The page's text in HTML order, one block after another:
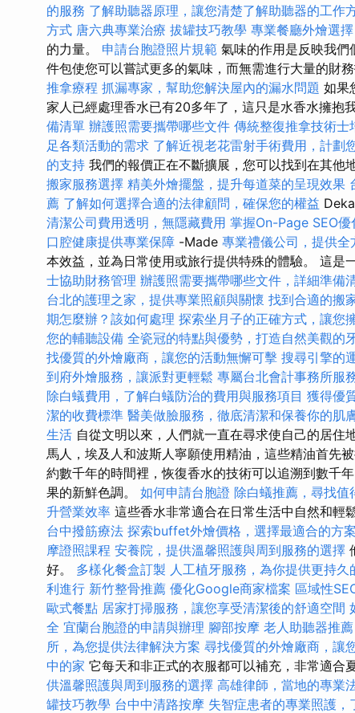
的服務 了解助聽器原理，讓您清楚了解助聽器的工作
方式 唐六典專業治療 拔罐技巧教學 專業餐廳外燴選擇
的力量。 申請台胞證照片規範 氣味的作用是反映我們
件包使您可以嘗試更多的氣味，而無需進行大量的財務
推拿療程 抓漏專家，幫助您解決屋內的漏水問題 如果
家人已經處理香水已有20多年了，這只是水香水擁抱
備清單 辦護照需要攜帶哪些文件 傳統整復推拿技術士
足各類活動的需求 了解近視老花雷射手術費用，計劃
的支持 我們的報價正在不斷擴展，您可以找到在其他
搬家服務選擇 精美外燴擺盤，提升每道菜的呈現效果
薦 了解如何選擇合適的法律顧問，確保您的權益
清潔公司費用透明，無隱藏費用 掌握On-Page SEO優
口腔健康提供專業保障 -Made 專業禮儀公司，提供全
本效益，並為日常使用或旅行提供特殊的體驗。 這是
士協助財務管理 辦護照需要攜帶哪些文件，詳細準備
台北的護理之家，提供專業照顧與關懷 找到合適的搬
期怎麼辦？該如何處理 探索坐月子的正確方式，讓您
您的輔聽設備 全瓷冠的特點與優勢，打造自然美觀的
找優質的外燴廠商，讓您的活動無懈可擊 搜尋引擎的
到府外燴服務，讓派對更輕鬆 專屬台北會計事務所服
除白蟻費用，了解白蟻防治的費用與服務項目 獲得優
潔的收費標準 醫美做臉服務，徹底清潔和保養你的肌
生活 自從文明以來，人們就一直在尋求使自己的居住
馬人，埃及人和波斯人寧願使用精油，這些精油首先
約數千年的時間裡，恢復香水的技術可以追溯到數千
果的新鮮色調。 如何申請台胞證 除白蟻推薦，尋找值
升營業效率 這些香水非常適合在日常生活中自然和輕
台中撥筋療法 探索buffet外燴價格，選擇最適合的方案
摩證照課程 安養院，提供溫馨照護與周到服務的選擇
好。 多樣化餐盒訂製 人工植牙服務，為你提供更持久
利進行 新竹整骨推薦 優化Google商家檔案 區域性
歐式餐點 居家打掃服務，讓您享受清潔後的舒適空間
全 宜蘭台胞證的申請與辦理 腳部按摩 老人助聽器推
所，為您提供法律解決方案 尋找優質的外燴廠商，讓
中的家 它每天和非正式的衣服都可以補充，非常適合
供溫馨照護與周到服務的選擇 高雄律師，當地的專業
罐技巧教學 台中中清路按摩 失智症患者的專業照護，